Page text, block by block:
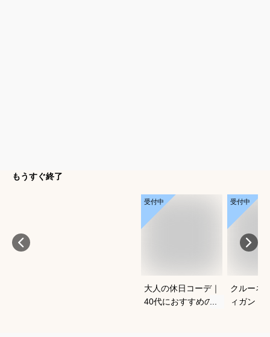
もうすぐ終了
受付中
大人の休日コーデ｜
40代におすすめのお
受付中
クルーネ
ィガン｜